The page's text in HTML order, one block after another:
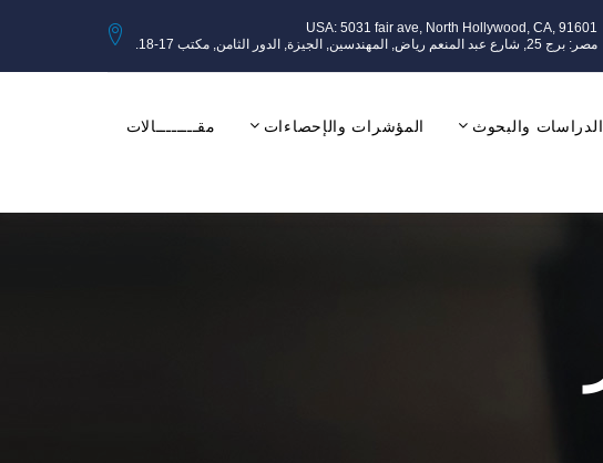
USA: 5031 fair ave, North Hollywood, CA, 91601
مصر: برج 25, شارع عبد المنعم رياض, المهندسين, الجيزة, الدور الثامن, مكتب 17-18.
الدراسات والبحوث المؤشرات والإحصاءات
مقــــــــالات